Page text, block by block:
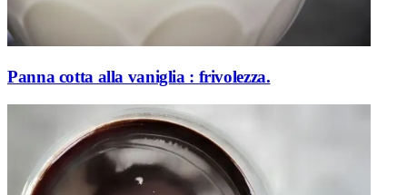
Panna cotta alla vaniglia : frivolezza.